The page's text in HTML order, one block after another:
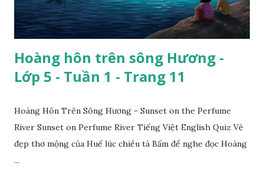
Hoàng hôn trên sông Hương -
Lớp 5 - Tuần 1 - Trang 11
Hoàng Hôn Trên Sông Hương - Sunset on the Perfume
River Sunset on Perfume River Tiếng Việt English Quiz Vẻ
đẹp thơ mộng của Huế lúc chiều tà Bấm để nghe đọc Hoàng
...